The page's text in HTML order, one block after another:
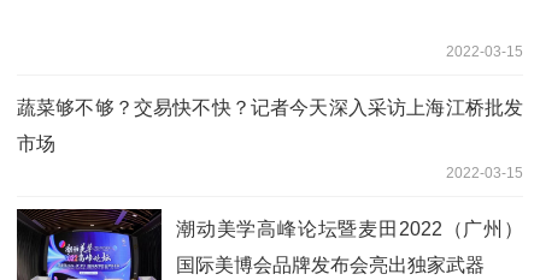
2022-03-15
蔬菜够不够？交易快不快？记者今天深入采访上海江桥批发
市场
2022-03-15
潮动美学高峰论坛暨麦田2022（广州）
国际美博会品牌发布会亮出独家武器